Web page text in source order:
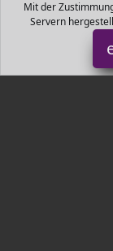
Mit der
Servern